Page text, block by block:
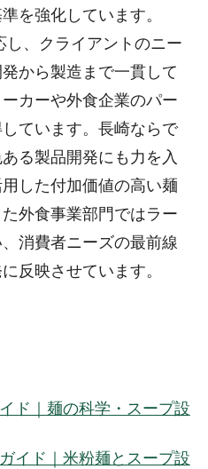
を強化しています。
、クライアントのニー
から製造まで一貫して
カーや外食企業のパー
ています。長崎ならで
る製品開発にも力を入
した付加価値の高い麺
外食事業部門ではラー
消費者ニーズの最前線
反映させています。
ド｜麺の科学・スープ設
イド｜米粉麺とスープ設